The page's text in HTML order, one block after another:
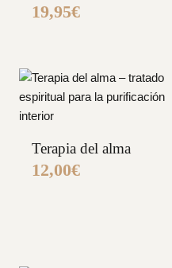
19,95€
Terapia del alma
12,00€